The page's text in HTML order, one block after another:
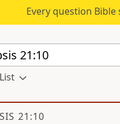
Every question
21:10